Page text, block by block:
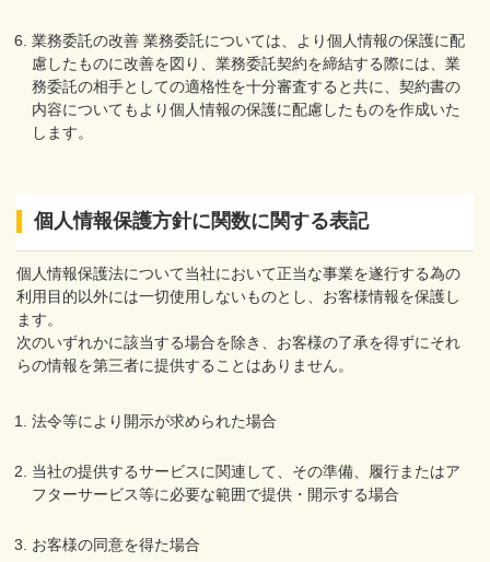
業務委託の改善 業務委託については、より個人情報の保護に配
慮したものに改善を図り、業務委託契約を締結する際には、業
務委託の相手としての適格性を十分審査すると共に、契約書の
内容についてもより個人情報の保護に配慮したものを作成いた
します。
個人情報保護方針に関数に関する表記
個人情報保護法について当社において正当な事業を遂行する為の
利用目的以外には一切使用しないものとし、お客様情報を保護し
ます。
次のいずれかに該当する場合を除き、お客様の了承を得ずにそれ
らの情報を第三者に提供することはありません。
法令等により開示が求められた場合
当社の提供するサービスに関連して、その準備、履行またはア
フターサービス等に必要な範囲で提供・開示する場合
お客様の同意を得た場合